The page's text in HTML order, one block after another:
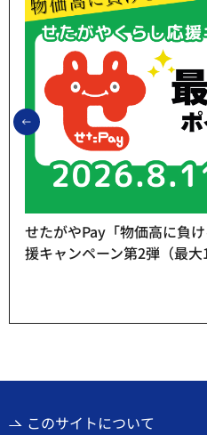
前のスライドを表示
せたがやPay「物価高に負
援キャンペーン第2弾（最大
このサイトについて